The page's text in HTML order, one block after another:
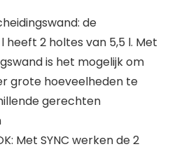
de
heeft 2 holtes van 5,5 l. Met
is het mogelijk om
grote hoeveelheden te
gerechten
Met SYNC werken de 2